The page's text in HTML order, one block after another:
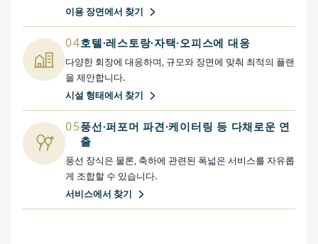
이용 장면에서 찾기
04호텔·레스토랑·자택·오피스에 대응
다양한 회장에 대응하며, 규모와 장면에 맞춰 최적의 플랜
을 제안합니다.
시설 형태에서 찾기
05풍선·퍼포머 파견·케이터링 등 다채로운 연
출
풍선 장식은 물론, 축하에 관련된 폭넓은 서비스를 자유롭
게 조합할 수 있습니다.
서비스에서 찾기